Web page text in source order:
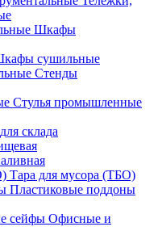
Шкафы
сушильные
Стенды
Cтулья промышленные
склада
Тара для мусора (ТБО)
Пластиковые поддоны
Офисные и